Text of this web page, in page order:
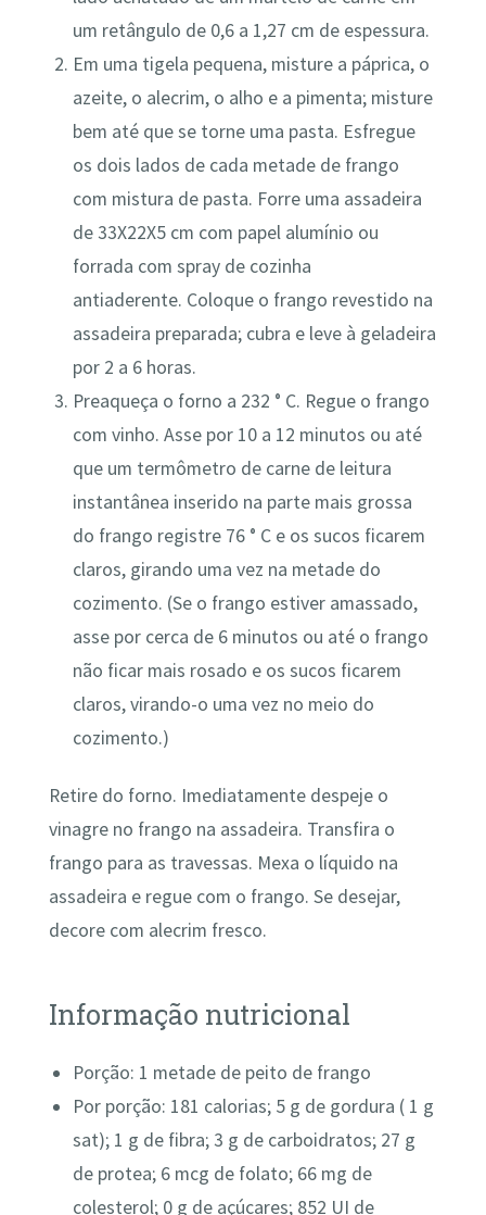
um retângulo de 0,6 a 1,27 cm de espessura.
Em uma tigela pequena, misture a páprica, o
azeite, o alecrim, o alho e a pimenta; misture
bem até que se torne uma pasta. Esfregue
os dois lados de cada metade de frango
com mistura de pasta. Forre uma assadeira
de 33X22X5 cm com papel alumínio ou
forrada com spray de cozinha
antiaderente. Coloque o frango revestido na
assadeira preparada; cubra e leve à geladeira
por 2 a 6 horas.
Preaqueça o forno a 232 ° C. Regue o frango
com vinho. Asse por 10 a 12 minutos ou até
que um termômetro de carne de leitura
instantânea inserido na parte mais grossa
do frango registre 76 ° C e os sucos ficarem
claros, girando uma vez na metade do
cozimento. (Se o frango estiver amassado,
asse por cerca de 6 minutos ou até o frango
não ficar mais rosado e os sucos ficarem
claros, virando-o uma vez no meio do
cozimento.)
Retire do forno. Imediatamente despeje o
vinagre no frango na assadeira. Transfira o
frango para as travessas. Mexa o líquido na
assadeira e regue com o frango. Se desejar,
decore com alecrim fresco.
Informação nutricional
Porção: 1 metade de peito de frango
Por porção: 181 calorias; 5 g de gordura ( 1 g
sat); 1 g de fibra; 3 g de carboidratos; 27 g
de protea; 6 mcg de folato; 66 mg de
colesterol; 0 g de açúcares; 852 UI de